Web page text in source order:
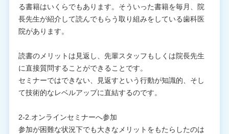
る書籍はいくらでもあります。そういった書籍を毎月、院
長先生が紹介して読んでもらう取り組みをしている歯科医
院があります。
読書のメリットは見返し、先輩スタッフもしくは院長先生
に直接質問することができることです。
セミナーではできない、見返すという行動が知識的、そし
て技術的なレベルアップに直結するのです。
2-2.オンラインセミナーへ参加
参加が困難な状況下でも大きなメリットをもたらしたのは